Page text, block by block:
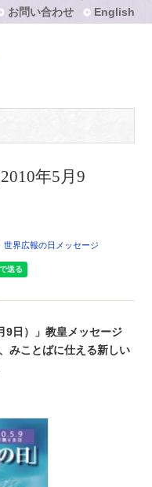
お問い合わせ English
年5月9
世界広報の日メッセージ
9日）」教皇メッセージ
みことばに仕える新しい